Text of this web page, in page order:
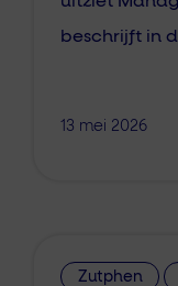
beschrijft in
13 mei 2026
Zutphen